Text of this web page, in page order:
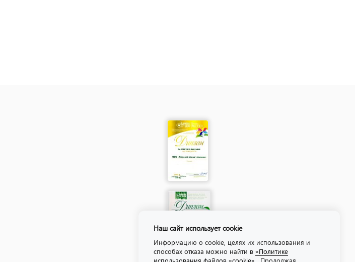
Наш сайт использует cookie
Информацию о cookie, целях их использования и
способах отказа можно найти в «Политике
использования файлов «cookie» . Продолжая